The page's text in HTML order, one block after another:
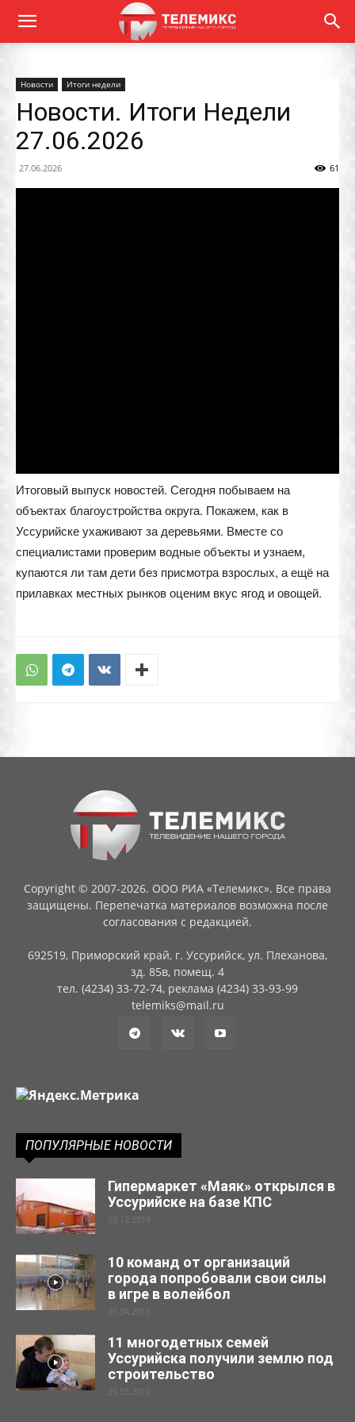
Новости Итоги недели
Новости. Итоги Недели
27.06.2026
27.06.2026 61
Итоговый выпуск новостей. Сегодня побываем на
объектах благоустройства округа. Покажем, как в
Уссурийске ухаживают за деревьями. Вместе со
специалистами проверим водные объекты и узнаем,
купаются ли там дети без присмотра взрослых, а ещё на
прилавках местных рынков оценим вкус ягод и овощей.
Copyright © 2007-2026. ООО РИА «Телемикс». Все права
защищены. Перепечатка материалов возможна после
согласования с редакцией.
692519, Приморский край, г. Уссурийск, ул. Плеханова,
зд. 85в, помещ. 4
тел. (4234) 33-72-74, реклама (4234) 33-93-99
telemiks@mail.ru
ПОПУЛЯРНЫЕ НОВОСТИ
Гипермаркет «Маяк» открылся в
Уссурийске на базе КПС
23.12.2019
10 команд от организаций
города попробовали свои силы
в игре в волейбол
30.04.2019
11 многодетных семей
Уссурийска получили землю под
строительство
29.03.2019